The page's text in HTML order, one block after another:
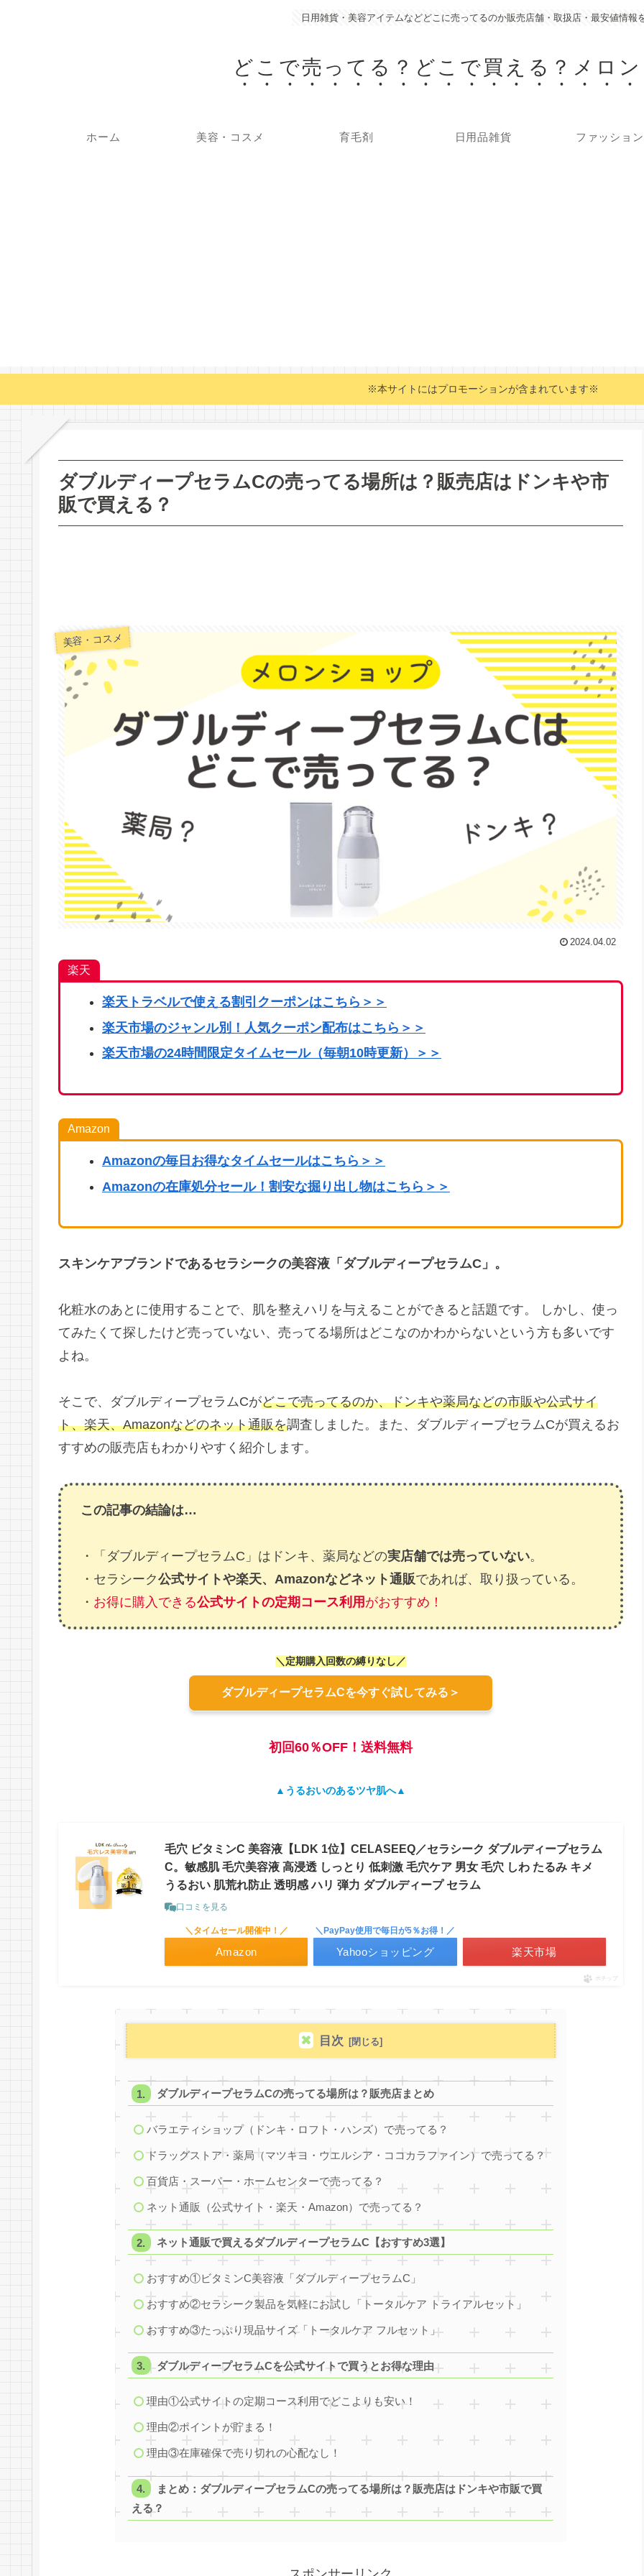
日用雑貨・美容アイテムなどどこに売ってるのか販売店舗・取扱店・最安値情報
どこで売ってる？どこで買える？メロ
ホーム 美容・コスメ 育毛剤 日用品雑貨 ファッション
※本サイトにはプロモーションが含まれています※
ダブルディープセラムCの売ってる場所は？販売店はドンキや市
販で買える？
美容・コスメ
2024.04.02
楽天
楽天トラベルで使える割引クーポンはこちら ＞＞
楽天市場のジャンル別！人気クーポン配布はこちら＞＞
楽天市場の24時間限定タイムセール（毎朝10時更新）＞＞
Amazon
Amazonの毎日お得なタイムセールはこちら＞＞
Amazonの在庫処分セール！割安な掘り出し物はこちら＞＞
スキンケアブランドであるセラシークの美容液「ダブルディープセラムC」。
化粧水のあとに使用することで、肌を整えハリを与えることができると話題です。 しかし、使っ
てみたくて探したけど売っていない、売ってる場所はどこなのかわからないという方も多いです
よね。
そこで、ダブルディープセラムCがどこで売ってるのか、ドンキや薬局などの市販や公式サイ
ト、楽天、Amazonなどのネット通販を調査しました。また、ダブルディープセラムCが買えるお
すすめの販売店もわかりやすく紹介します。
この記事の結論は…
・「ダブルディープセラムC」はドンキ、薬局などの実店舗では売っていない。
・セラシーク公式サイトや楽天、Amazonなどネット通販であれば、取り扱っている。
・ お得に購入できる公式サイトの定期コース利用 がおすすめ！
＼定期購入回数の縛りなし／
ダブルディープセラムCを今すぐ試してみる＞
初回60％OFF！送料無料
▲ うるおいのあるツヤ肌へ▲
毛穴 ビタミンC 美容液【LDK 1位】CELASEEQ／セラシーク ダブルディープセラム
C。敏感肌 毛穴美容液 高浸透 しっとり 低刺激 毛穴ケア 男女 毛穴 しわ たるみ キメ
うるおい 肌荒れ防止 透明感 ハリ 弾力 ダブルディープ セラム
口コミを見る
＼タイムセール開催中！／
Amazon 楽天市場
＼PayPay使用で毎日が5％お得！／
Yahooショッピング
ポチップ
目次
ダブルディープセラムCの売ってる場所は？販売店まとめ
バラエティショップ（ドンキ・ロフト・ハンズ）で売ってる？
ドラッグストア・薬局（マツキヨ・ウエルシア・ココカラファイン）で売ってる？
百貨店・スーパー・ホームセンターで売ってる？
ネット通販（公式サイト・楽天・Amazon）で売ってる？
ネット通販で買えるダブルディープセラムC【おすすめ3選】
おすすめ①ビタミンC美容液「ダブルディープセラムC」
おすすめ②セラシーク製品を気軽にお試し「トータルケア トライアルセット」
おすすめ③たっぷり現品サイズ「トータルケア フルセット」
ダブルディープセラムCを公式サイトで買うとお得な理由
理由①公式サイトの定期コース利用でどこよりも安い！
理由②ポイントが貯まる！
理由③在庫確保で売り切れの心配なし！
まとめ：ダブルディープセラムCの売ってる場所は？販売店はドンキや市販で買
える？